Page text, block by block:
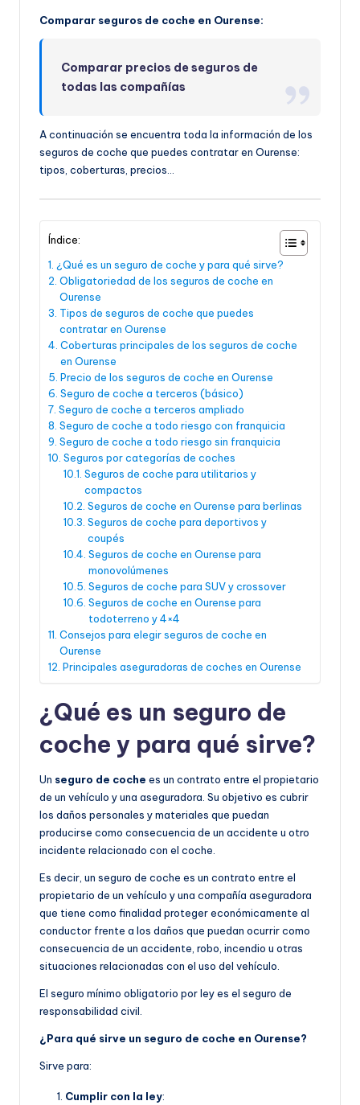
Comparar seguros de coche en Ourense:
Comparar precios de seguros de
todas las compañías
A continuación se encuentra toda la información de los
seguros de coche que puedes contratar en Ourense:
tipos, coberturas, precios…
Índice:
¿Qué es un seguro de coche y para qué sirve?
Obligatoriedad de los seguros de coche en
Ourense
Tipos de seguros de coche que puedes
contratar en Ourense
Coberturas principales de los seguros de coche
en Ourense
Precio de los seguros de coche en Ourense
Seguro de coche a terceros (básico)
Seguro de coche a terceros ampliado
Seguro de coche a todo riesgo con franquicia
Seguro de coche a todo riesgo sin franquicia
Seguros por categorías de coches
Seguros de coche para utilitarios y
compactos
Seguros de coche en Ourense para berlinas
Seguros de coche para deportivos y
coupés
Seguros de coche en Ourense para
monovolúmenes
Seguros de coche para SUV y crossover
Seguros de coche en Ourense para
todoterreno y 4×4
Consejos para elegir seguros de coche en
Ourense
Principales aseguradoras de coches en Ourense
¿Qué es un seguro de
coche y para qué sirve?
Un seguro de coche es un contrato entre el propietario
de un vehículo y una aseguradora. Su objetivo es cubrir
los daños personales y materiales que puedan
producirse como consecuencia de un accidente u otro
incidente relacionado con el coche.
Es decir, un seguro de coche es un contrato entre el
propietario de un vehículo y una compañía aseguradora
que tiene como finalidad proteger económicamente al
conductor frente a los daños que puedan ocurrir como
consecuencia de un accidente, robo, incendio u otras
situaciones relacionadas con el uso del vehículo.
El seguro mínimo obligatorio por ley es el seguro de
responsabilidad civil.
¿Para qué sirve un seguro de coche en Ourense?
Sirve para:
Cumplir con la ley: